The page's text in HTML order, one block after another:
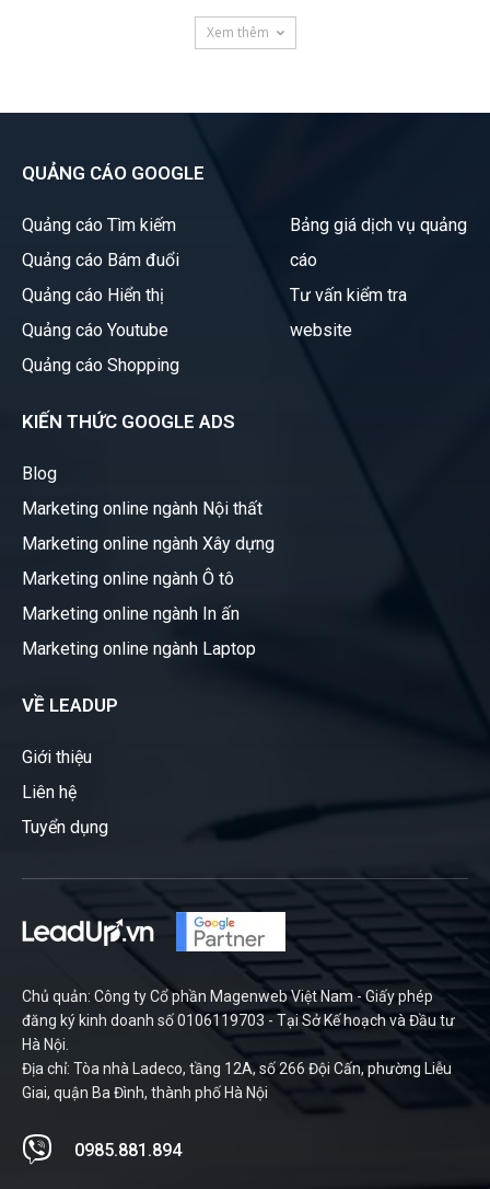
Xem thêm
QUẢNG CÁO GOOGLE
Quảng cáo Tìm kiếm
Quảng cáo Bám đuổi
Quảng cáo Hiển thị
Quảng cáo Youtube
Quảng cáo Shopping
Bảng giá dịch vụ quảng
cáo
Tư vấn kiểm tra
website
KIẾN THỨC GOOGLE ADS
Blog
Marketing online ngành Nội thất
Marketing online ngành Xây dựng
Marketing online ngành Ô tô
Marketing online ngành In ấn
Marketing online ngành Laptop
VỀ LEADUP
Giới thiệu
Liên hệ
Tuyển dụng
Chủ quản: Công ty Cổ phần Magenweb Việt Nam - Giấy phép
đăng ký kinh doanh số 0106119703 - Tại Sở Kế hoạch và Đầu tư
Hà Nội.
Địa chỉ: Tòa nhà Ladeco, tầng 12A, số 266 Đội Cấn, phường Liễu
Giai, quận Ba Đình, thành phố Hà Nội
0985.881.894